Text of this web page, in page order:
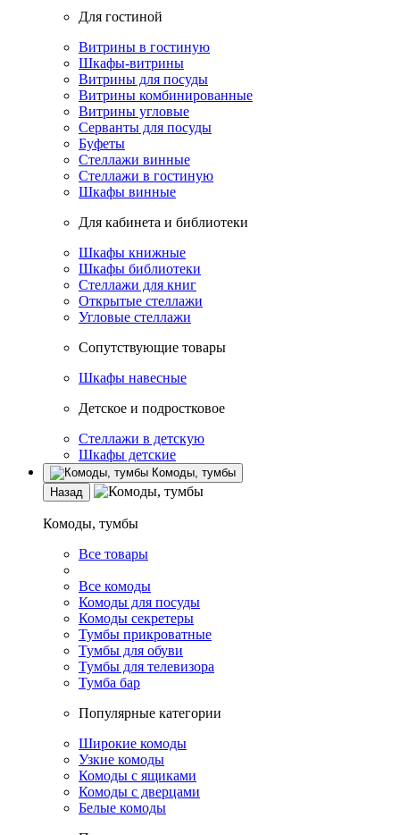
Для гостиной
Витрины в гостиную
Шкафы-витрины
Витрины для посуды
Витрины комбинированные
Витрины угловые
Серванты для посуды
Буфеты
Стеллажи винные
Стеллажи в гостиную
Шкафы винные
Для кабинета и библиотеки
Шкафы книжные
Шкафы библиотеки
Стеллажи для книг
Открытые стеллажи
Угловые стеллажи
Сопутствующие товары
Шкафы навесные
Детское и подростковое
Стеллажи в детскую
Шкафы детские
Комоды, тумбы
Назад
Комоды, тумбы
Все товары
Все комоды
Комоды для посуды
Комоды секретеры
Тумбы прикроватные
Тумбы для обуви
Тумбы для телевизора
Тумба бар
Популярные категории
Широкие комоды
Узкие комоды
Комоды с ящиками
Комоды с дверцами
Белые комоды